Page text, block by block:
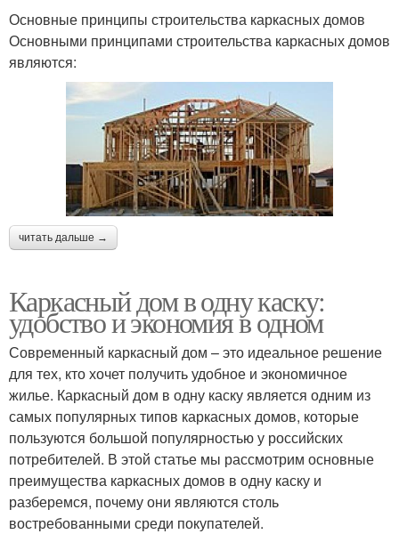
Основные принципы строительства каркасных домов
Основными принципами строительства каркасных домов
являются:
читать дальше →
Каркасный дом в одну каску:
удобство и экономия в одном
Современный каркасный дом – это идеальное решение
для тех, кто хочет получить удобное и экономичное
жилье. Каркасный дом в одну каску является одним из
самых популярных типов каркасных домов, которые
пользуются большой популярностью у российских
потребителей. В этой статье мы рассмотрим основные
преимущества каркасных домов в одну каску и
разберемся, почему они являются столь
востребованными среди покупателей.